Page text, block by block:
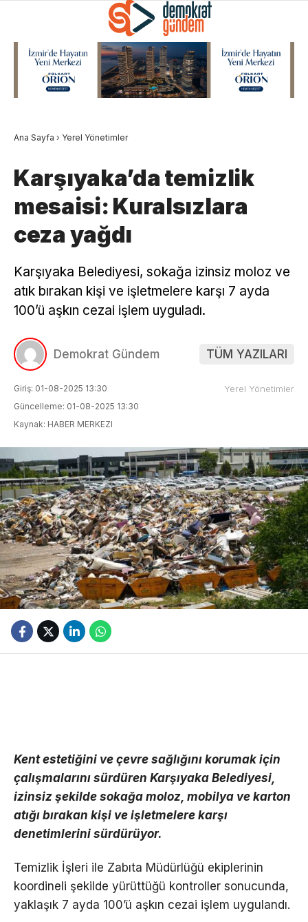
Ana Sayfa › Yerel Yönetimler
Karşıyaka’da temizlik
mesaisi: Kuralsızlara
ceza yağdı
Karşıyaka Belediyesi, sokağa izinsiz moloz ve
atık bırakan kişi ve işletmelere karşı 7 ayda
100’ü aşkın cezai işlem uyguladı.
Demokrat Gündem TÜM YAZILARI
Giriş: 01-08-2025 13:30
Güncelleme: 01-08-2025 13:30
Kaynak: HABER MERKEZI
Yerel Yönetimler
Kent estetiğini ve çevre sağlığını korumak için
çalışmalarını sürdüren Karşıyaka Belediyesi,
izinsiz şekilde sokağa moloz, mobilya ve karton
atığı bırakan kişi ve işletmelere karşı
denetimlerini sürdürüyor.
Temizlik İşleri ile Zabıta Müdürlüğü ekiplerinin
koordineli şekilde yürüttüğü kontroller sonucunda,
yaklaşık 7 ayda 100’ü aşkın cezai işlem uygulandı.